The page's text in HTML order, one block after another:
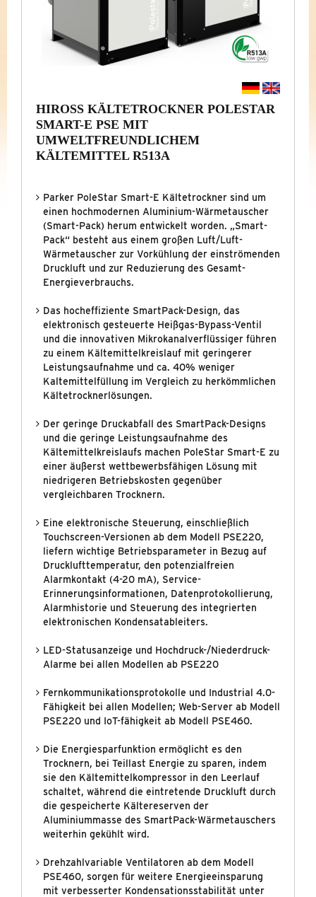
DRUCKLUFT-KÄLTETROCKNER
POLESTAR SMART-E (PSE) MIT R513A
TANDEM-TROCKNER ANTARES (ATT-
PLUS)
NACHKÜHLER
AUSGELAUFENE BAUREIHEN (ARCHIV)
NEUE BAUREIHEN
PROMOTIONS
MARKEN
UNTERNEHMEN
NEUIGKEITEN
KONTAKT & DOWNLOADS
HIROSS KÄLTETROCKNER POLESTAR
SMART-E PSE MIT
UMWELTFREUNDLICHEM
KÄLTEMITTEL R513A
Parker PoleStar Smart-E Kältetrockner sind um
einen hochmodernen Aluminium-Wärmetauscher
(Smart-Pack) herum entwickelt worden. „Smart-
Pack“ besteht aus einem großen Luft/Luft-
Wärmetauscher zur Vorkühlung der einströmenden
Druckluft und zur Reduzierung des Gesamt-
Energieverbrauchs.
Das hocheffiziente SmartPack-Design, das
elektronisch gesteuerte Heißgas-Bypass-Ventil
und die innovativen Mikrokanalverflüssiger führen
zu einem Kältemittelkreislauf mit geringerer
Leistungsaufnahme und ca. 40% weniger
Kaltemittelfüllung im Vergleich zu herkömmlichen
Kältetrocknerlösungen.
Der geringe Druckabfall des SmartPack-Designs
und die geringe Leistungsaufnahme des
Kältemittelkreislaufs machen PoleStar Smart-E zu
einer äußerst wettbewerbsfähigen Lösung mit
niedrigeren Betriebskosten gegenüber
vergleichbaren Trocknern.
Eine elektronische Steuerung, einschließlich
Touchscreen-Versionen ab dem Modell PSE220,
liefern wichtige Betriebsparameter in Bezug auf
Drucklufttemperatur, den potenzialfreien
Alarmkontakt (4-20 mA), Service-
Erinnerungsinformationen, Datenprotokollierung,
Alarmhistorie und Steuerung des integrierten
elektronischen Kondensatableiters.
LED-Statusanzeige und Hochdruck-/Niederdruck-
Alarme bei allen Modellen ab PSE220
Fernkommunikationsprotokolle und Industrial 4.0-
Fähigkeit bei allen Modellen; Web-Server ab Modell
PSE220 und IoT-fähigkeit ab Modell PSE460.
Die Energiesparfunktion ermöglicht es den
Trocknern, bei Teillast Energie zu sparen, indem
sie den Kältemittelkompressor in den Leerlauf
schaltet, während die eintretende Druckluft durch
die gespeicherte Kältereserven der
Aluminiummasse des SmartPack-Wärmetauschers
weiterhin gekühlt wird.
Drehzahlvariable Ventilatoren ab dem Modell
PSE460, sorgen für weitere Energieeinsparung
mit verbesserter Kondensationsstabilität unter